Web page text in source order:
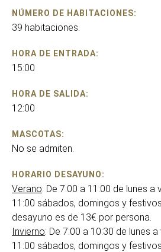
NÚMERO DE HABITACIONES:
39 habitaciones.
HORA DE ENTRADA:
15:00
HORA DE SALIDA:
12:00
MASCOTAS:
No se admiten.
HORARIO DESAYUNO:
Verano: De 7:00 a 11:00 de lunes a
11:00 sábados, domingos y
desayuno es de 13€ por persona.
Invierno: De 7:00 a 10:30 de lunes
11:00 sábados, domingos y